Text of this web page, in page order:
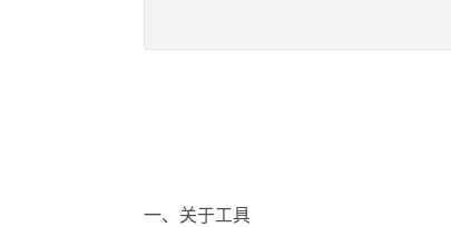
一、关于工具